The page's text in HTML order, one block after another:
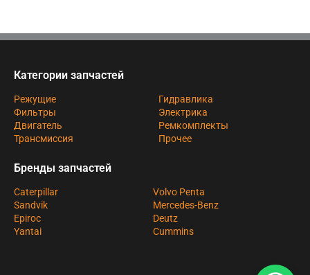
Категории запчастей
Режущие
Фильтры
Двигатель
Трансмиссия
Гидравлика
Электрика
Ремкомплекты
Прочее
Бренды запчастей
Caterpillar
Sandvik
Epiroc
Yantai
Volvo Penta
Mercedes-Benz
Deutz
Cummins